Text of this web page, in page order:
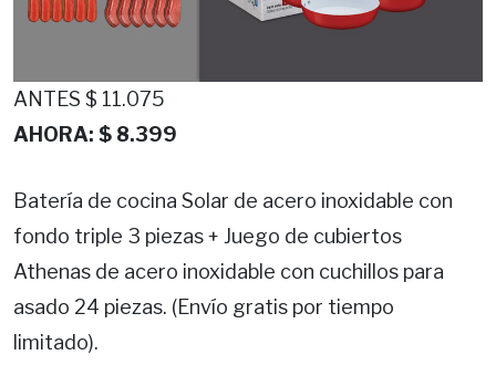
ANTES $ 11.075
AHORA: $ 8.399
Batería de cocina Solar de acero inoxidable con
fondo triple 3 piezas + Juego de cubiertos
Athenas de acero inoxidable con cuchillos para
asado 24 piezas. (Envío gratis por tiempo
limitado).